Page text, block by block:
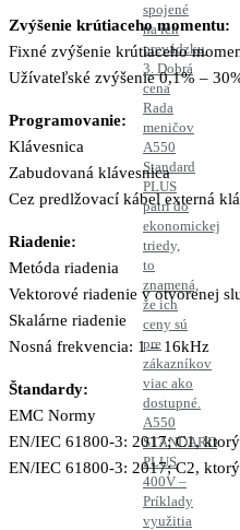
spojené
na ich
prevádzku.
3. Dobrá
cena
Rada
meničov
A550
Standard
PLUS
patrí do
ekonomickej
triedy,
to
znamená,
že ich
ceny sú
pre
zákazníkov
viac ako
dostupné.
A550
STANDARD
PLUS
400V –
Príklady
využitia
Zvýšenie krútiaceho momentu:
Fixné zvýšenie krútiaceho
Užívateľské zvýšenie 0,1% –
Programovanie:
Klávesnica
Zabudovaná klávesnica
Cez predlžovací kábel externá
Riadenie:
Metóda riadenia
Vektorové riadenie v otvorenej
Skalárne riadenie
Nosná frekvencia: 1 – 16kHz
Štandardy:
EMC Normy
EN/IEC 61800-3: 2017; C1,
EN/IEC 61800-3: 2017; C2,